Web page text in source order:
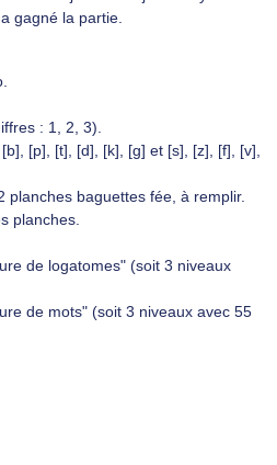
gagné la partie.
: 1, 2, 3).
[p], [t], [d], [k], [g] et [s], [z], [f], [v],
planches baguettes fée, à remplir.
planches.
de logatomes" (soit 3 niveaux
de mots" (soit 3 niveaux avec 55